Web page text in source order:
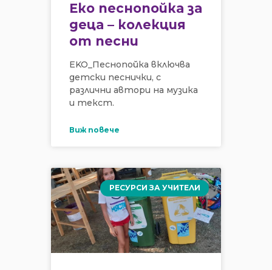
Еко песнопойка за
деца – колекция
от песни
EKO_Песнопойка включва
детски песнички, с
различни автори на музика
и текст.
Виж повече
РЕСУРСИ ЗА УЧИТЕЛИ